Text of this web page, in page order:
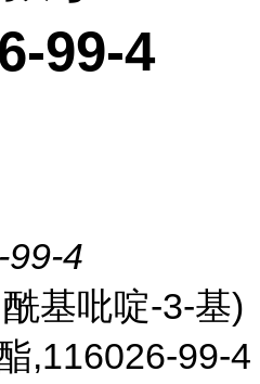
99-4
99-4
基吡啶-3-基)
,116026-99-4